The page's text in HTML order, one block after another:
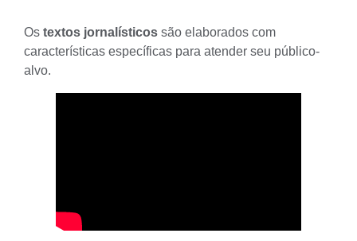
Os textos jornalísticos são elaborados com
características específicas para atender seu público-
alvo.